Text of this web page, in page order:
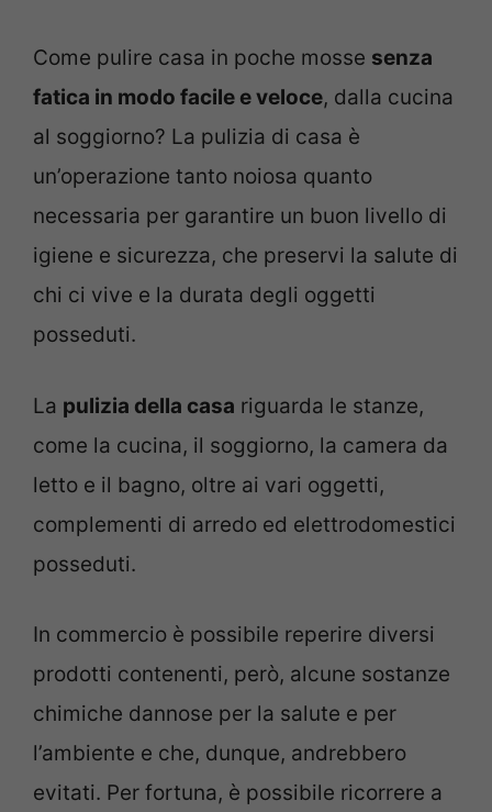
Come pulire casa in poche mosse senza
fatica in modo facile e veloce, dalla cucina
al soggiorno? La pulizia di casa è
un’operazione tanto noiosa quanto
necessaria per garantire un buon livello di
igiene e sicurezza, che preservi la salute di
chi ci vive e la durata degli oggetti
posseduti.
La pulizia della casa riguarda le stanze,
come la cucina, il soggiorno, la camera da
letto e il bagno, oltre ai vari oggetti,
complementi di arredo ed elettrodomestici
posseduti.
In commercio è possibile reperire diversi
prodotti contenenti, però, alcune sostanze
chimiche dannose per la salute e per
l’ambiente e che, dunque, andrebbero
evitati. Per fortuna, è possibile ricorrere a